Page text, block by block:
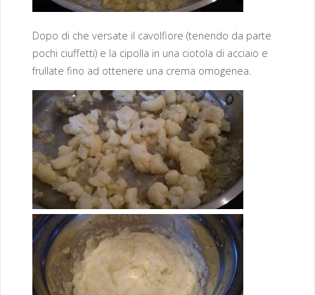
Dopo di che versate il cavolfiore (tenendo da parte
pochi ciuffetti) e la cipolla in una ciotola di acciaio e
frullate fino ad ottenere una crema omogenea.